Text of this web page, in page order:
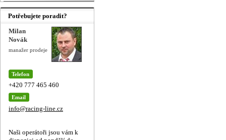
Potřebujete poradit?
Milan
Novák
manažer prodeje
Telefon
+420 777 465 460
Email
info@racing-line.cz
Naši operátoři jsou vám k